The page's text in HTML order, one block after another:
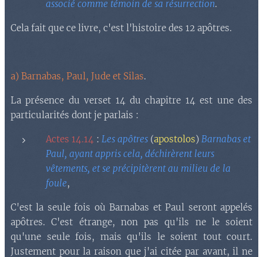
associé comme témoin de sa résurrection.
Cela fait que ce livre, c'est l'histoire des 12 apôtres.
a) Barnabas, Paul, Jude et Silas.
La présence du verset 14 du chapitre 14 est une des
particularités dont je parlais :
Actes 14.14 : Les apôtres (apostolos) Barnabas et
Paul, ayant appris cela, déchirèrent leurs
vêtements, et se précipitèrent au milieu de la
foule,
C'est la seule fois où Barnabas et Paul seront appelés
apôtres. C'est étrange, non pas qu'ils ne le soient
qu'une seule fois, mais qu'ils le soient tout court.
Justement pour la raison que j'ai citée par avant, il ne